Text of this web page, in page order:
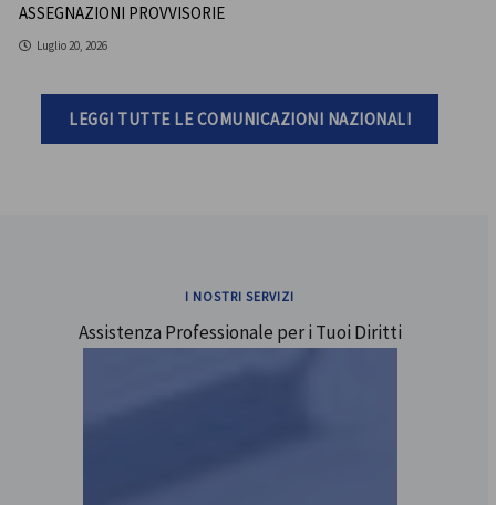
ASSEGNAZIONI PROVVISORIE
Luglio 20, 2026
LEGGI TUTTE LE COMUNICAZIONI NAZIONALI
I NOSTRI SERVIZI
Assistenza Professionale per i Tuoi Diritti